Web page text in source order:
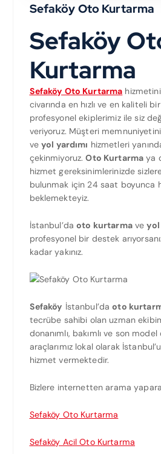
Sefaköy Oto Kurtarma
Sefaköy
Kurtarma
Sefaköy Oto Kurtarma
civarında en hızlı ve en kaliteli
profesyonel ekiplerimiz ile siz
veriyoruz. Müşteri
ve yol yardımı hizmetleri
çekinmiyoruz.Oto Kurtarma ya
hizmet gereksinimlerinizde
bulunmak için 24 saat boyunca
beklemekteyiz.
İstanbul’daoto kurtarmaveyol
profesyonel bir destek
kadar yakınız.
Sefaköy İstanbul’daoto
tecrübe sahibi olan uzman
donanımlı, bakımlı ve son model
araçlarımız lokal olarak
hizmet vermektedir.
Bizlere internetten arama
Sefaköy Oto Kurtarma
Sefaköy Acil Oto Kurtarma